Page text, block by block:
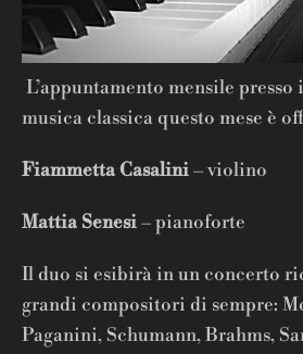
L’appuntamento mensile
musica classica questo mese è
Fiammetta Casalini– violino
Mattia Senesi– pianoforte
Il duo si esibirà in un concerto
grandi compositori di sempre:
Paganini, Schumann, Brahms,